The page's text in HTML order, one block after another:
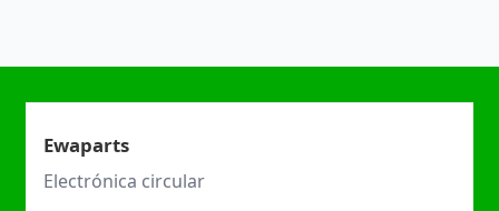
Ewaparts
Electrónica circular